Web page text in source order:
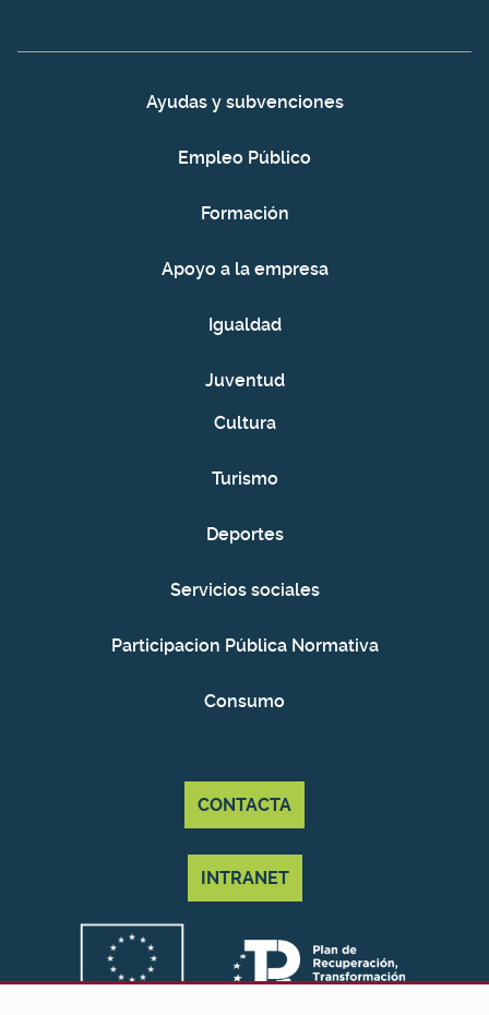
Ayudas y subvenciones
Empleo Público
Formación
Apoyo a la empresa
Igualdad
Juventud
Cultura
Turismo
Deportes
Servicios sociales
Participacion Pública Normativa
Consumo
CONTACTA
INTRANET